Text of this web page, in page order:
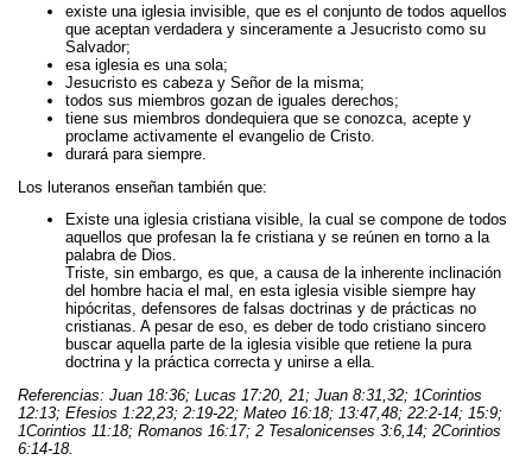
existe una iglesia invisible, que es el conjunto de todos aquellos
que aceptan verdadera y sinceramente a Jesucristo como su
Salvador;
esa iglesia es una sola;
Jesucristo es cabeza y Señor de la misma;
todos sus miembros gozan de iguales derechos;
tiene sus miembros dondequiera que se conozca, acepte y
proclame activamente el evangelio de Cristo.
durará para siempre.
Los luteranos enseñan también que:
Existe una iglesia cristiana visible, la cual se compone de todos
aquellos que profesan la fe cristiana y se reúnen en torno a la
palabra de Dios.
Triste, sin embargo, es que, a causa de la inherente inclinación
del hombre hacia el mal, en esta iglesia visible siempre hay
hipócritas, defensores de falsas doctrinas y de prácticas no
cristianas. A pesar de eso, es deber de todo cristiano sincero
buscar aquella parte de la iglesia visible que retiene la pura
doctrina y la práctica correcta y unirse a ella.
Referencias: Juan 18:36; Lucas 17:20, 21; Juan 8:31,32; 1Corintios
12:13; Efesios 1:22,23; 2:19-22; Mateo 16:18; 13:47,48; 22:2-14; 15:9;
1Corintios 11:18; Romanos 16:17; 2 Tesalonicenses 3:6,14; 2Corintios
6:14-18.